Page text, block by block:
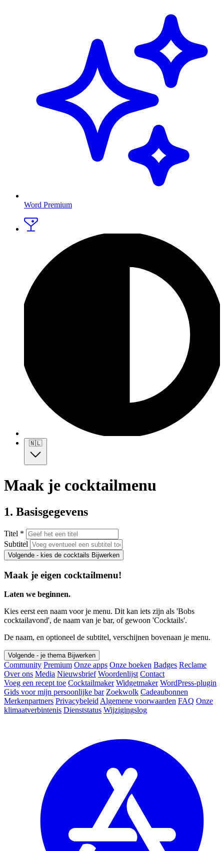
Word Premium
🇳🇱
Maak je cocktailmenu
1. Basisgegevens
Titel *
Subtitel
Volgende - kies de cocktails Bijwerken
Maak je eigen cocktailmenu!
Laten we beginnen.
Kies eerst een naam voor je menu. Dit kan iets zijn als 'Bobs
cocktailavond', de naam van je bar, of gewoon 'Cocktails'.
De naam, en optioneel de subtitel, verschijnen bovenaan je menu.
Volgende - je thema Bijwerken
Community Premium Onze apps Onze boeken Badges Reclame
Over ons Media Nieuwsbrief Woordenlijst Contact
Voeg een recept toe Cocktailmaker Widgetmaker WordPress-plugin
Gids voor mijn persoonlijke bar Zoekwolk Cadeaubonnen
Merkenpartners Privacybeleid Algemene voorwaarden FAQ Onze
klimaatverbintenis Dienststatus Wijzigingslog